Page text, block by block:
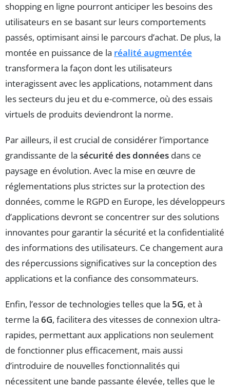
shopping en ligne pourront anticiper les besoins des
utilisateurs en se basant sur leurs comportements
passés, optimisant ainsi le parcours d’achat. De plus, la
montée en puissance de la réalité augmentée
transformera la façon dont les utilisateurs
interagissent avec les applications, notamment dans
les secteurs du jeu et du e-commerce, où des essais
virtuels de produits deviendront la norme.
Par ailleurs, il est crucial de considérer l’importance
grandissante de la sécurité des données dans ce
paysage en évolution. Avec la mise en œuvre de
réglementations plus strictes sur la protection des
données, comme le RGPD en Europe, les développeurs
d’applications devront se concentrer sur des solutions
innovantes pour garantir la sécurité et la confidentialité
des informations des utilisateurs. Ce changement aura
des répercussions significatives sur la conception des
applications et la confiance des consommateurs.
Enfin, l’essor de technologies telles que la 5G, et à
terme la 6G, facilitera des vitesses de connexion ultra-
rapides, permettant aux applications non seulement
de fonctionner plus efficacement, mais aussi
d’introduire de nouvelles fonctionnalités qui
nécessitent une bande passante élevée, telles que le